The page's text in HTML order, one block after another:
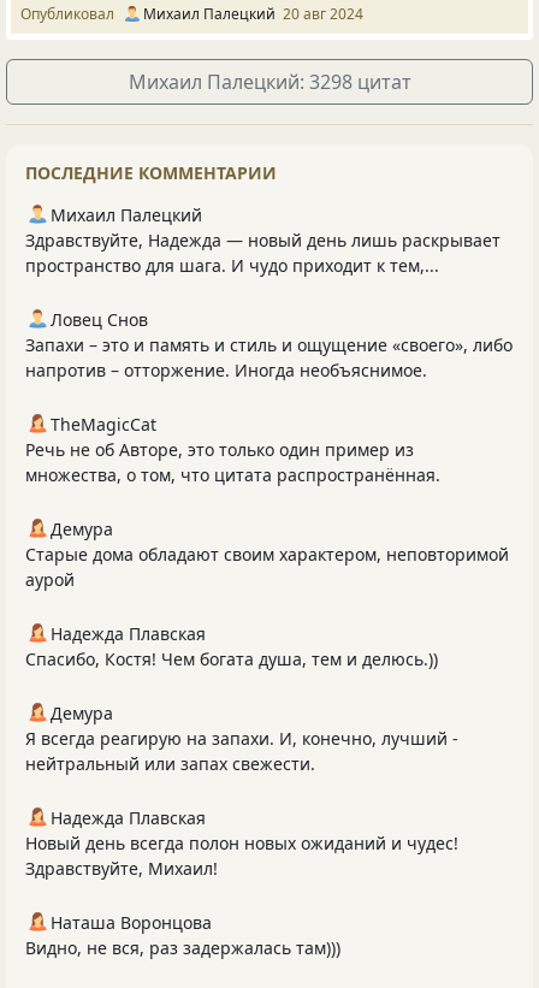
Опубликовал Михаил Палецкий 20 авг 2024
Михаил Палецкий: 3298 цитат
ПОСЛЕДНИЕ КОММЕНТАРИИ
Михаил Палецкий
Здравствуйте, Надежда — новый день лишь раскрывает
пространство для шага. И чудо приходит к тем,...
Ловец Снов
Запахи – это и память и стиль и ощущение «своего», либо
напротив – отторжение. Иногда необъяснимое.
TheMagicCat
Речь не об Авторе, это только один пример из
множества, о том, что цитата распространённая.
Демура
Старые дома обладают своим характером, неповторимой
аурой
Надежда Плавская
Спасибо, Костя! Чем богата душа, тем и делюсь.))
Демура
Я всегда реагирую на запахи. И, конечно, лучший -
нейтральный или запах свежести.
Надежда Плавская
Новый день всегда полон новых ожиданий и чудес!
Здравствуйте, Михаил!
Наташа Воронцова
Видно, не вся, раз задержалась там)))